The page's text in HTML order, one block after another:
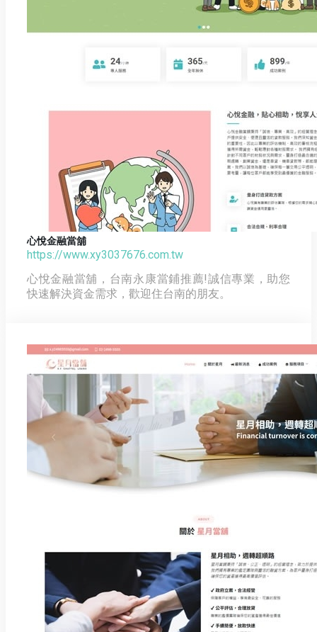
心悅金融當舖
https://www.xy3037676.com.tw
心悅金融當舖，台南永康當鋪推薦!誠信專業，助您
快速解決資金需求，歡迎住台南的朋友。